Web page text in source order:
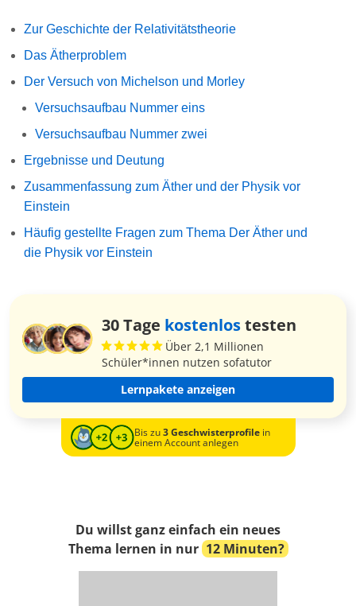
Zur Geschichte der Relativitätstheorie
Das Ätherproblem
Der Versuch von Michelson und Morley
Versuchsaufbau Nummer eins
Versuchsaufbau Nummer zwei
Ergebnisse und Deutung
Zusammenfassung zum Äther und der Physik vor
Einstein
Häufig gestellte Fragen zum Thema Der Äther und
die Physik vor Einstein
30 Tage kostenlostesten
Über 2,1 Millionen
Schüler*innen nutzen sofatutor
Lernpakete anzeigen
Bis zu3 Geschwisterprofilein
einem Account anlegen
Du willst ganz einfach ein neues
Thema lernen in nur 12 Minuten?